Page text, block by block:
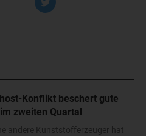
Konflikt beschert gute
zweiten Quartal
andere Kunststofferzeuger hat